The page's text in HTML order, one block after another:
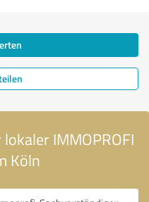
IMMOPROFI
Köln